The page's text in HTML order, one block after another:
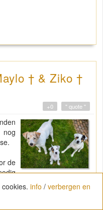
† & Ziko †
" quote "
+0
de
honden blaffen toch
info / verbergen en